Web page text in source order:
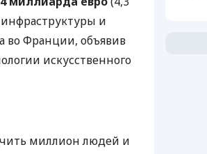
и
во Франции, объявив
искусственного
миллион людей и